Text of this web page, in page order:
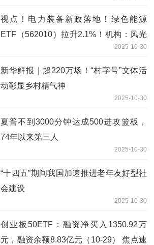
视点！电力装备新政落地！绿色能源
ETF（562010）拉升2.1%！机构：风光
2025-10-30
新华鲜报｜超220万场！“村字号”文体活
动彰显乡村精气神
2025-10-30
夏普不到3000分钟达成500进攻篮板，
74年以来第三人
2025-10-30
“十四五”期间我国加速推进老年友好型社
会建设
2025-10-30
创业板50ETF：融资净买入1350.92万
元，融资余额8.83亿元（10-29） 焦点速